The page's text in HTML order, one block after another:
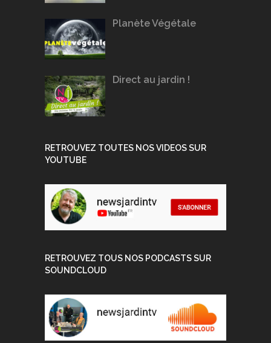
Planète Végétale
Direct au jardin !
RETROUVEZ TOUTES NOS VIDEOS SUR
YOUTUBE
RETROUVEZ TOUS NOS PODCASTS SUR
SOUNDCLOUD